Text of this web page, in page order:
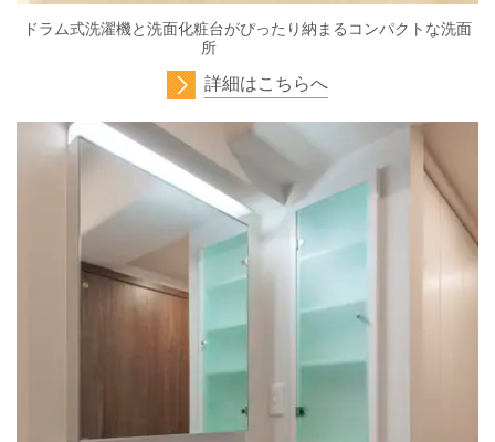
ドラム式洗濯機と洗面化粧台がぴったり納まるコンパクトな洗面
所
詳細はこちらへ